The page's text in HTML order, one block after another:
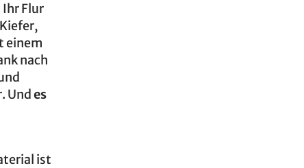
Ihr Flur
einem
nach
Undes
ist